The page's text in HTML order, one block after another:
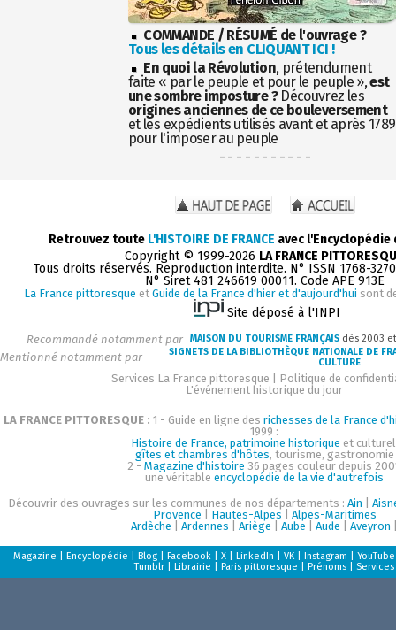
COMMANDE / RÉSUMÉ de l'ouvrage ?
Tous les détails en CLIQUANT ICI !
En quoi la Révolution, prétendument
faite « par le peuple et pour le peuple »,est
une sombre imposture ?Découvrez les
origines anciennes de ce bouleversement
et les expédients utilisés avant et après 1789
pour l'imposer au peuple
- - - - - - - - - - -
Retrouvez toute L'HISTOIRE DE FRANCE avec
Copyright © 1999-2026 LA FRANCE
Tous droits réservés. Reproduction interdite. N° ISSN 1768-
N° Siret 481 246619 00011. Code APE 913E
La France pittoresque et Guide de la France d'hier et d'aujourd'hui sont
Site déposé à l'INPI
Recommandé notamment par MAISON DU TOURISME FRANÇAIS dès 2003
Mentionné notamment par
SIGNETS DE LA BIBLIOTHÈQUE NATIONALE DE
CULTURE
Services La France pittoresque
Politique de
L'événement historique du jour
LA FRANCE PITTORESQUE : 1 - Guide en ligne des richesses de la France
1999 :
Histoire de France, patrimoine historique et
gîtes et chambres d'hôtes, tourisme, gastronomie
2 - Magazine d'histoire 36 pages couleur depuis
une véritableencyclopédie de la vie d'autrefois
Découvrir des ouvrages sur les communes de nos départements :Ain |
Provence
Hautes-Alpes
Alpes-Maritimes
Ardèche |Ardennes |Ariège |Aube |Aude |Aveyron
Magazine |Encyclopédie |Blog |Facebook |X |LinkedIn |VK |Instagram |YouTube
Tumblr |Librairie |Paris pittoresque |Prénoms Services